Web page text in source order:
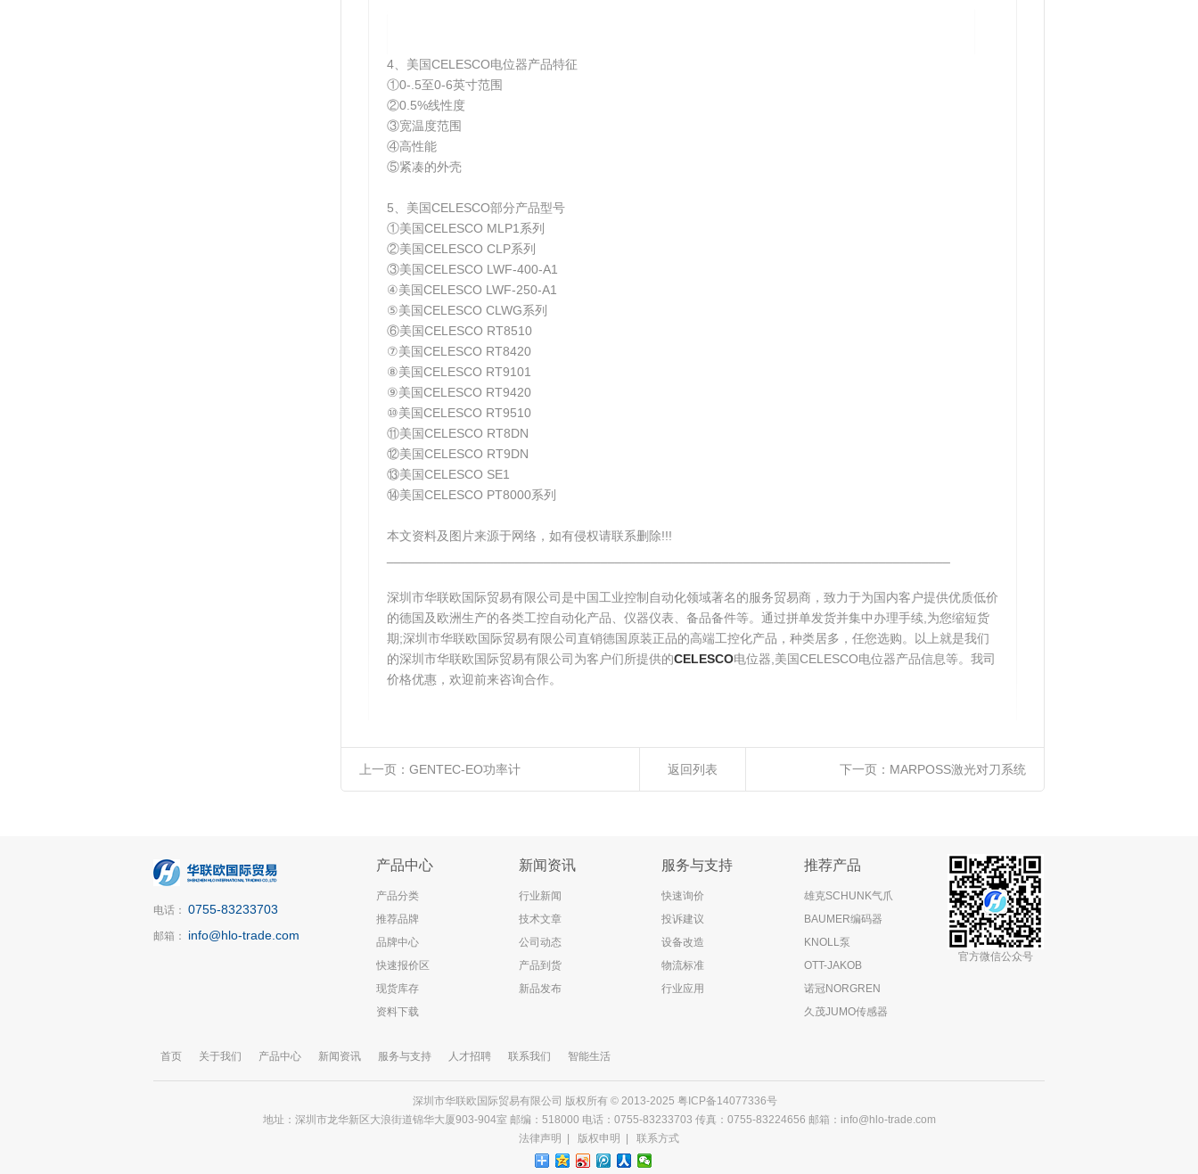
4、美国CELESCO电位器产品特征
①0-.5至0-6英寸范围
②0.5%线性度
③宽温度范围
④高性能
⑤紧凑的外壳
5、美国CELESCO部分产品型号
①美国CELESCO MLP1系列
②美国CELESCO CLP系列
③美国CELESCO LWF-400-A1
④美国CELESCO LWF-250-A1
⑤美国CELESCO CLWG系列
⑥美国CELESCO RT8510
⑦美国CELESCO RT8420
⑧美国CELESCO RT9101
⑨美国CELESCO RT9420
⑩美国CELESCO RT9510
⑪美国CELESCO RT8DN
⑫美国CELESCO RT9DN
⑬美国CELESCO SE1
⑭美国CELESCO PT8000系列
本文资料及图片来源于网络，如有侵权请联系删除!!!
​深圳市华联欧国际贸易有限公司是中国工业控制自动化领域著名的服务贸易商，致力于为国内客户提供优质低价
的德国及欧洲生产的各类工控自动化产品、仪器仪表、备品备件等。通过拼单发货并集中办理手续,为您缩短货
期;深圳市华联欧国际贸易有限公司直销德国原装正品的高端工控化产品，种类居多，任您选购。以上就是我们
的深圳市华联欧国际贸易有限公司为客户们所提供的CELESCO电位器,美国CELESCO电位器产品信息等。我司
价格优惠，欢迎前来咨询合作。
上一页： GENTEC-EO功率计 返回列表 下一页： MARPOSS激光对刀系统
电话： 0755-83233703
邮箱： info@hlo-trade.com
产品中心
产品分类
推荐品牌
品牌中心
快速报价区
现货库存
资料下载
新闻资讯
行业新闻
技术文章
公司动态
产品到货
新品发布
服务与支持
快速询价
投诉建议
设备改造
物流标准
行业应用
推荐产品
雄克SCHUNK气爪
BAUMER编码器
KNOLL泵
OTT-JAKOB
诺冠NORGREN
久茂JUMO传感器
官方微信公众号
首页 关于我们 产品中心 新闻资讯 服务与支持 人才招聘 联系我们 智能生活
深圳市华联欧国际贸易有限公司 版权所有 © 2013-2025 粤ICP备14077336号
地址：深圳市龙华新区大浪街道锦华大厦903-904室 邮编：518000 电话：0755-83233703 传真：0755-83224656 邮箱：info@hlo-trade.com
法律声明
版权申明 联系方式